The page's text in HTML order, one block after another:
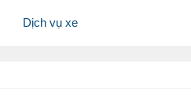
Dịch vụ xe